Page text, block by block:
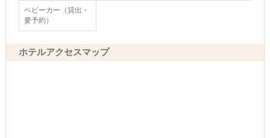
ベビーカー（貸出・
要予約）
ホテルアクセスマップ